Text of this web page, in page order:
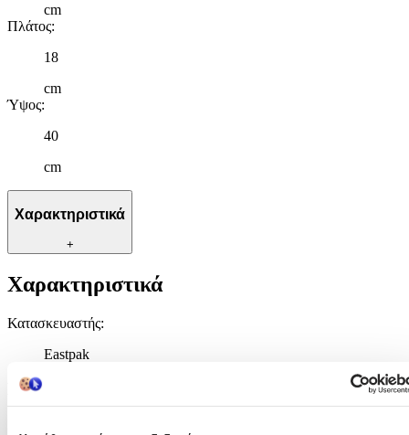
cm
Πλάτος:
18
cm
Ύψος:
40
cm
Χαρακτηριστικά
+
Χαρακτηριστικά
Κατασκευαστής:
Eastpak
Βασικά Χαρακτηριστικά